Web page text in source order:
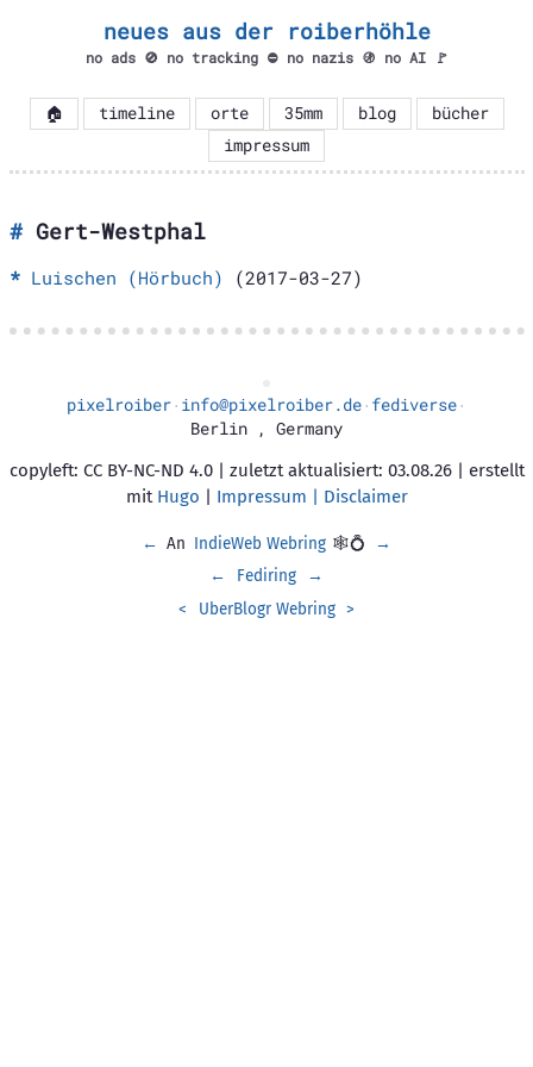
neues aus der roiberhöhle
no ads 🚫 no tracking ⛔ no nazis 🚯 no AI 🚩
🏠 timeline orte 35mm blog
bücher
impressum
Gert-Westphal
Luischen (Hörbuch) (2017-03-27)
pixelroiber· info@pixelroiber.de· fediverse·
Berlin , Germany
copyleft: CC BY-NC-ND 4.0 | zuletzt aktualisiert: 03.08.26 | erstellt
mit Hugo | Impressum | Disclaimer
← An IndieWeb Webring 🕸💍
→
←
Fediring
→
<
UberBlogr Webring >